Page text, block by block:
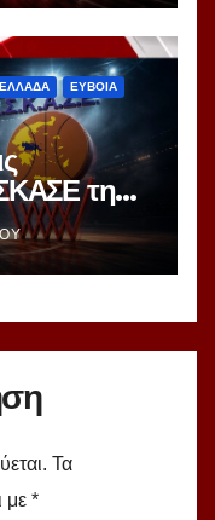
ΕΛΛΑΔΑ ΕΥΒΟΙΑ
τη
οι 12
Τα
με *